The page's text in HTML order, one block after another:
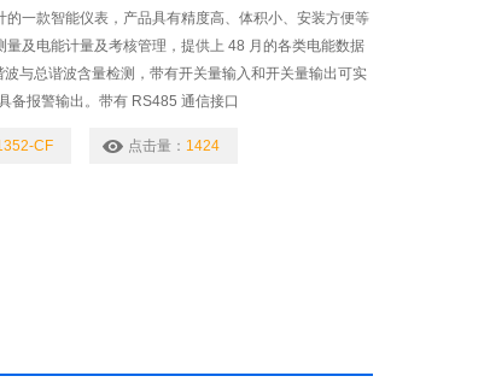
的一款智能仪表，产品具有精度高、体积小、安装方便等
量及电能计量及考核管理，提供上 48 月的各类电能数据
与总谐波含量检测，带有开关量输入和开关量输出可实
备报警输出。带有 RS485 通信接口
CF 点击量： 1424